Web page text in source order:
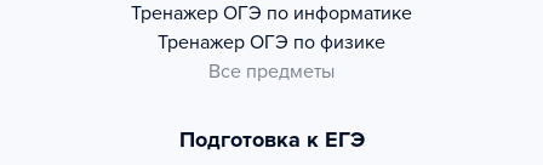
Тренажер ОГЭ по информатике
Тренажер ОГЭ по физике
Все предметы
Подготовка к ЕГЭ